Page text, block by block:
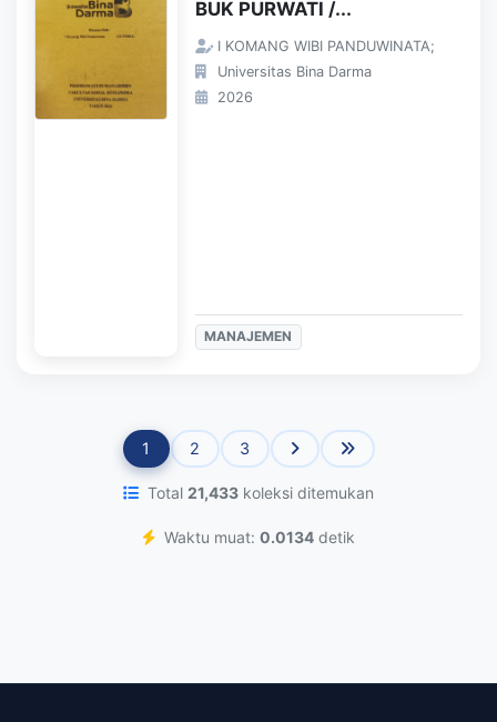
BUK PURWATI /...
I KOMANG WIBI PANDUWINATA;
Universitas Bina Darma
2026
MANAJEMEN
1 2 3
Total 21,433 koleksi ditemukan
Waktu muat: 0.0134 detik